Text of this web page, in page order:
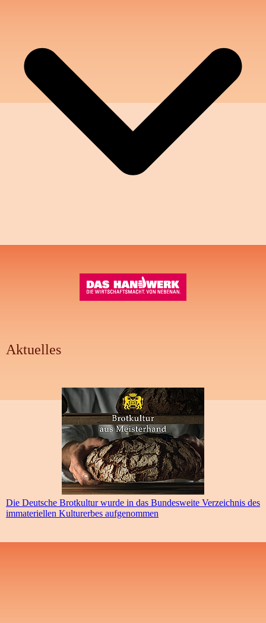
Aktuelles
Die Deutsche Brotkultur wurde in das Bundesweite Verzeichnis des
immateriellen Kulturerbes aufgenommen